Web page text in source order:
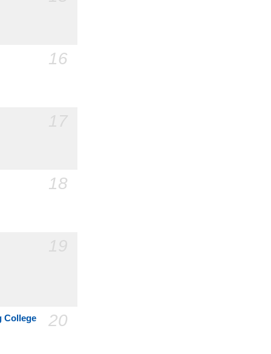
16
18
20
College